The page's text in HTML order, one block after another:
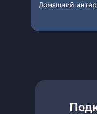
Домашний